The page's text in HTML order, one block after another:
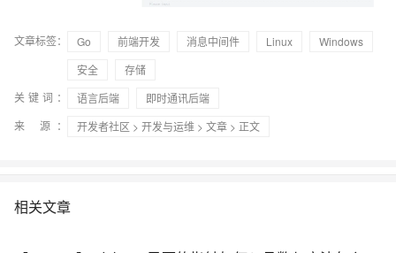
文章标签： Go 前端开发 消息中间件 Linux
Windows
安全
存储
关键词：
语言后端
即时通讯后端
来 源：
开发者社区 > 开发与运维 > 文章 > 正文
相关文章